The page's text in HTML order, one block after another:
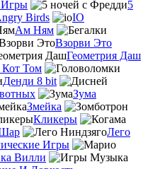
5
Birds
IO
Ам Ням
Взорви Это
Геометрия Даш
Том
Денди 8 bit
Зума
Змейка
Кликеры
Лего
Игры
Вилли